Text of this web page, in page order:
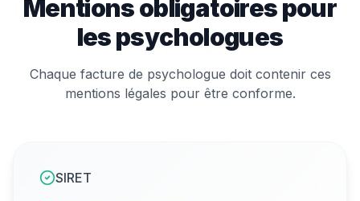
Mentions obligatoires pour
lespsychologues
Chaque facture de psychologue doit contenir ces
mentions légales pour être conforme.
SIRET